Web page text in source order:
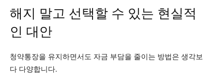
해지 말고 선택할 수 있는 현실적
인 대안
청약통장을 유지하면서도 자금 부담을 줄이는 방법은 생각보
다 다양합니다.